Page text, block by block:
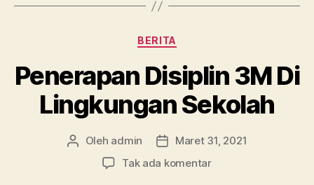
Kategori
BERITA
Penerapan Disiplin 3M Di
Lingkungan Sekolah
Penulis
artikel
Oleh admin
Tanggal
artikel
Maret 31, 2021
Tak ada komentarpada